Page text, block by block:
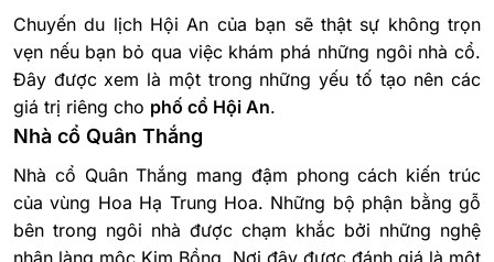
Chuyến du lịch Hội An của bạn sẽ thật sự không trọn
vẹn nếu bạn bỏ qua việc khám phá những ngôi nhà cổ.
Đây được xem là một trong những yếu tố tạo nên các
giá trị riêng cho phố cổ Hội An.
Nhà cổ Quân Thắng
Nhà cổ Quân Thắng mang đậm phong cách kiến trúc
của vùng Hoa Hạ Trung Hoa. Những bộ phận bằng gỗ
bên trong ngôi nhà được chạm khắc bởi những nghệ
nhân làng mộc Kim Bồng. Nơi đây được đánh giá là một